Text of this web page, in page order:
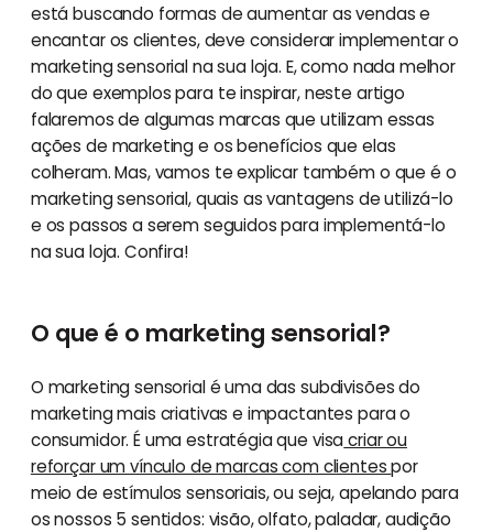
está buscando formas de aumentar as vendas e
encantar os clientes, deve considerar implementar o
marketing sensorial na sua loja. E, como nada melhor
do que exemplos para te inspirar, neste artigo
falaremos de algumas marcas que utilizam essas
ações de marketing e os benefícios que elas
colheram. Mas, vamos te explicar também o que é o
marketing sensorial, quais as vantagens de utilizá-lo
e os passos a serem seguidos para implementá-lo
na sua loja. Confira!
O que é o marketing sensorial?
O marketing sensorial é uma das subdivisões do
marketing mais criativas e impactantes para o
consumidor. É uma estratégia que visacriar ou
reforçar um vínculo de marcas com clientespor
meio de estímulos sensoriais, ou seja, apelando para
os nossos 5 sentidos: visão, olfato, paladar, audição